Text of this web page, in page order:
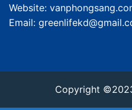
Website:
Email:
Copyright